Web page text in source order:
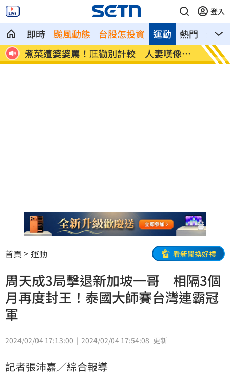
登入
即時 颱風動態 台股怎投資 熱門 影音
運動
台
新／白海豚近北部海面！氣象署發豪雨特
報
南電
首頁 運動 看新聞換好禮
周天成3局擊退新加坡一哥 相隔3個
月再度封王！泰國大師賽台灣連霸冠
軍
2024/02/04 17:13:00 2024/02/04 17:54:08 更新
記者張沛嘉／綜合報導